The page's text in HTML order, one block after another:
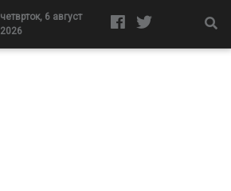
четврток, 6 август
2026